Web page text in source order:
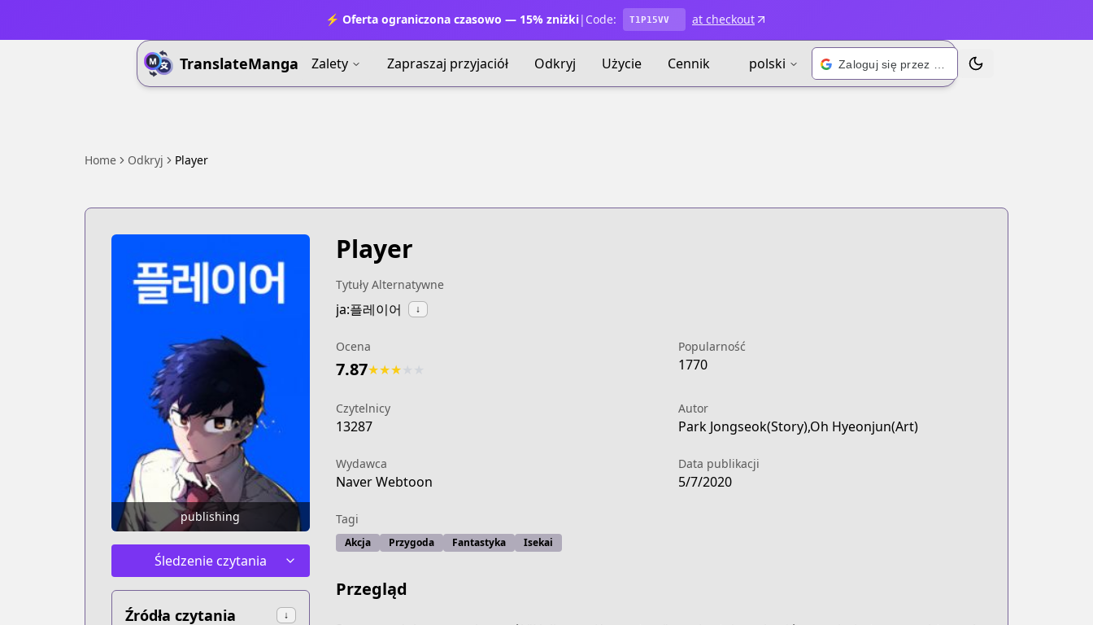
⚡ Oferta ograniczona czasowo — 15% zniżki| Code: T1P15VV at checkout
TranslateManga Zalety Zapraszaj przyjaciół Odkryj Użycie Cennik polski Przełącz motyw
Home Odkryj Player
publishing
Śledzenie czytania
Źródła czytania ↓
Player
Tytuły Alternatywne
ja:플레이어 ↓
Ocena
7.87★★★
Popularność
1770
Czytelnicy
13287
Autor
Park Jongseok(Story),Oh Hyeonjun(Art)
Wydawca
Naver Webtoon
Data publikacji
5/7/2020
Tagi
Akcja Przygoda Fantastyka Isekai
Przegląd